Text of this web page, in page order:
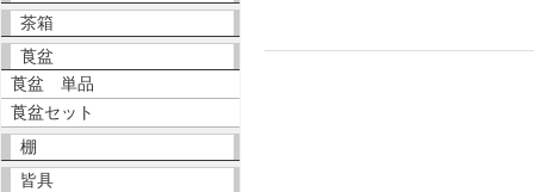
茶箱
莨盆
莨盆 単品
莨盆セット
棚
皆具